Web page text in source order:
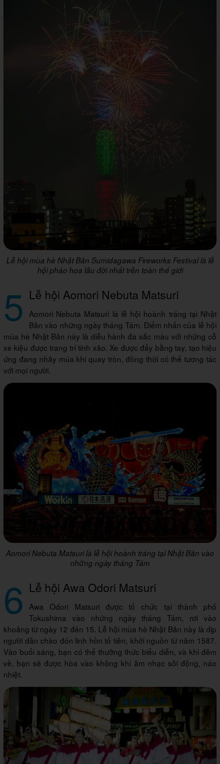
Lễ hội mùa hè Nhật Bản Sumidagawa Fireworks Festival là lễ
hội pháo hoa lâu đời nhất trên toàn thế giới
5 Lễ hội Aomori Nebuta Matsuri
Aomori Nebuta Matsuri là lễ hội hoành tráng tại Nhật
Bản vào những ngày tháng Tám. Điểm nhấn của lễ hội
mùa hè Nhật Bản này là diễu hành đa sắc màu với những cỗ
xe kiệu được trang trí tinh xảo. Xe được đẩy bằng tay, tạo hiệu
ứng đang nhảy múa khi quay tròn, đồng thời có thể tương tác
với mọi người.
Aomori Nebuta Matsuri là lễ hội hoành tráng tại Nhật Bản vào
những ngày tháng Tám
6 Lễ hội Awa Odori Matsuri
Awa Odori Matsuri được tổ chức tại thành phố
Tokushima vào những ngày tháng Tám, rơi vào
khoảng từ ngày 12 đến 15. Lễ hội mùa hè Nhật Bản này là dịp
người dân chào đón linh hồn tổ tiên, khởi nguồn từ năm 1587.
Vào buổi sáng, bạn có thể thưởng thức biểu diễn, và khi đêm
về, bạn sẽ được hòa vào không khí âm nhạc sôi động, náo
nhiệt.